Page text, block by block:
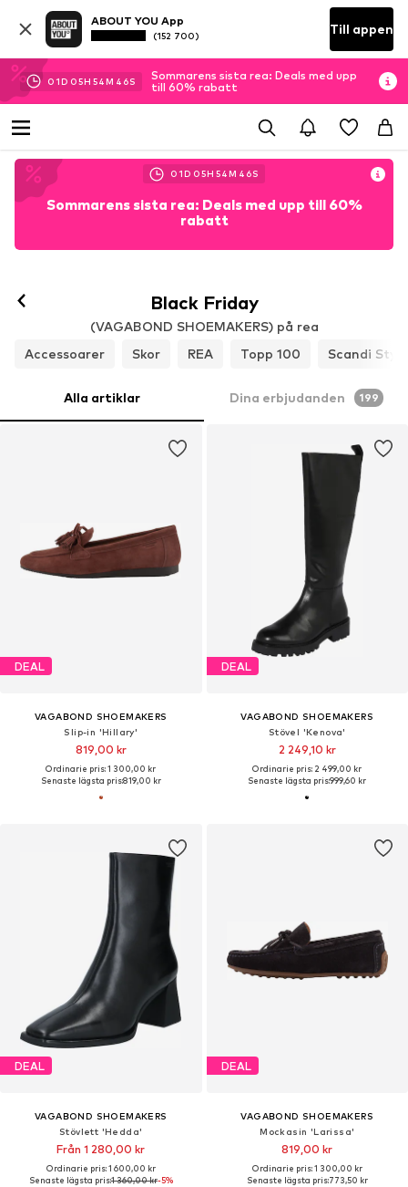
ABOUT YOU App
(152 700) Till appen
01D 05H 54M 44S
Sommarens sista rea: Deals med upp
till 60% rabatt
01D 05H 54M 44S
Sommarens sista rea: Deals med upp till 60%
rabatt
Black Friday
(VAGABOND SHOEMAKERS) på rea
Accessoarer
Skor REA Topp 100 Scandi
Alla artiklar Dina erbjudanden 199
DEAL
VAGABOND SHOEMAKERS
Slip-in 'Hillary'
819,00 kr
Ordinarie pris: 1 300,00 kr
Senaste lägsta pris:819,00 kr
DEAL
VAGABOND SHOEMAKERS
Stövel 'Kenova'
2 249,10 kr
Ordinarie pris: 2 499,00 kr
Senaste lägsta pris:999,60 kr
DEAL
VAGABOND SHOEMAKERS
Stövlett 'Hedda'
Från 1 280,00 kr
Ordinarie pris: 1 600,00 kr
Senaste lägsta pris:1 360,00 kr-5%
DEAL
VAGABOND SHOEMAKERS
Mockasin 'Larissa'
819,00 kr
Ordinarie pris: 1 300,00 kr
Senaste lägsta pris:773,50 kr